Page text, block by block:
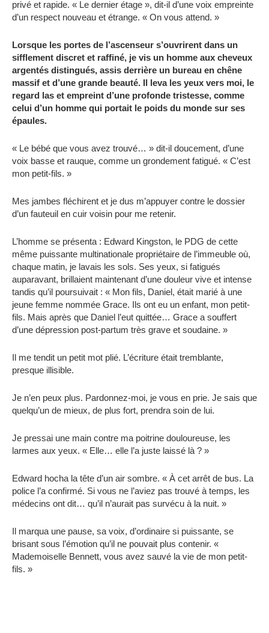
privé et rapide. « Le dernier étage », dit-il d’une voix empreinte
d’un respect nouveau et étrange. « On vous attend. »
Lorsque les portes de l’ascenseur s’ouvrirent dans un
sifflement discret et raffiné, je vis un homme aux cheveux
argentés distingués, assis derrière un bureau en chêne
massif et d’une grande beauté. Il leva les yeux vers moi, le
regard las et empreint d’une profonde tristesse, comme
celui d’un homme qui portait le poids du monde sur ses
épaules.
« Le bébé que vous avez trouvé… » dit-il doucement, d’une
voix basse et rauque, comme un grondement fatigué. « C’est
mon petit-fils. »
Mes jambes fléchirent et je dus m’appuyer contre le dossier
d’un fauteuil en cuir voisin pour me retenir.
L’homme se présenta : Edward Kingston, le PDG de cette
même puissante multinationale propriétaire de l’immeuble où,
chaque matin, je lavais les sols. Ses yeux, si fatigués
auparavant, brillaient maintenant d’une douleur vive et intense
tandis qu’il poursuivait : « Mon fils, Daniel, était marié à une
jeune femme nommée Grace. Ils ont eu un enfant, mon petit-
fils. Mais après que Daniel l’eut quittée… Grace a souffert
d’une dépression post-partum très grave et soudaine. »
Il me tendit un petit mot plié. L’écriture était tremblante,
presque illisible.
Je n’en peux plus. Pardonnez-moi, je vous en prie. Je sais que
quelqu’un de mieux, de plus fort, prendra soin de lui.
Je pressai une main contre ma poitrine douloureuse, les
larmes aux yeux. « Elle… elle l’a juste laissé là ? »
Edward hocha la tête d’un air sombre. « À cet arrêt de bus. La
police l’a confirmé. Si vous ne l’aviez pas trouvé à temps, les
médecins ont dit… qu’il n’aurait pas survécu à la nuit. »
Il marqua une pause, sa voix, d’ordinaire si puissante, se
brisant sous l’émotion qu’il ne pouvait plus contenir. «
Mademoiselle Bennett, vous avez sauvé la vie de mon petit-
fils. »